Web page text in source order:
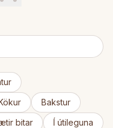
Bakstur
bitar
Í útileguna